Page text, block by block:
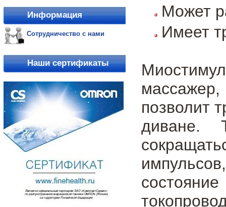
Информация
Сотрудничество с нами
Наши сертификаты
Может
Имеет
массажер,
позволит
диване.